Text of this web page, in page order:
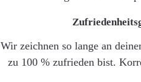
Wir zeichnen so lange an
zu 100 % zufrieden bist.